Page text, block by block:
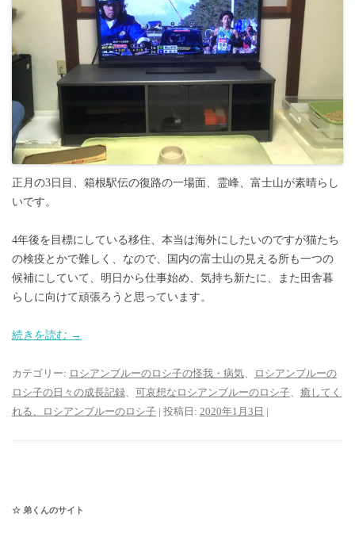
正月の3日目、箱根駅伝の復路の一場面、霊峰、富士山が素晴らし
いです。
4年後を目標にしている移住、本当は海外にしたいのですが猫たち
の検疫とかで難しく、なので、国内の富士山の見える所も一つの
候補にしていて、明日から仕事始め、気持ち新たに、また田舎暮
らしに向けて頑張ろうと思っています。
続きを読む →
カテゴリー: ロシアンブルーのロシ子の怪我・病気、
ロシアンブルーの
ロシ子の日々の成長記録、 可哀想なロシアンブルーのロシ子、 癒してく
れる、ロシアンブルーのロシ子 | 投稿日: 2020年1月3日 |
☆ 弟くんのサイト